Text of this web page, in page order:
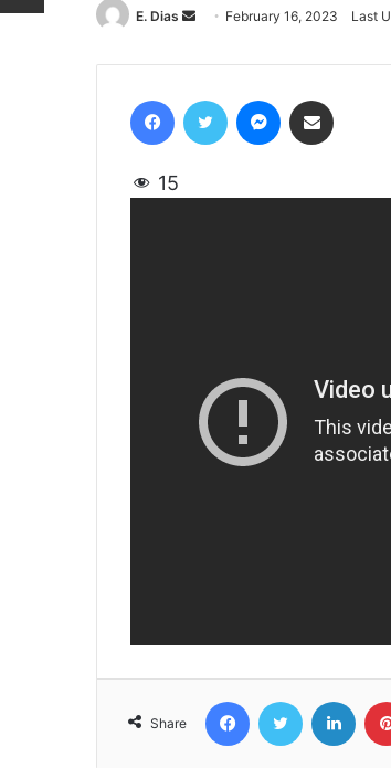
E. Dias
Send
email
February 16, 2023 Last
15
Share